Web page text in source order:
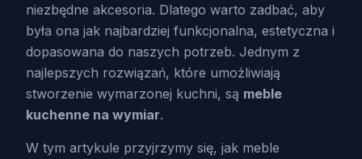
niezbędne akcesoria. Dlatego warto zadbać, aby
była ona jak najbardziej funkcjonalna, estetyczna i
dopasowana do naszych potrzeb. Jednym z
najlepszych rozwiązań, które umożliwiają
stworzenie wymarzonej kuchni, są meble
kuchenne na wymiar.
W tym artykule przyjrzymy się, jak meble